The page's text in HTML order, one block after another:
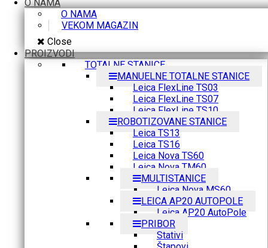
O NAMA
O NAMA
VEKOM MAGAZIN
Close
PROIZVODI
TOTALNE STANICE
MANUELNE TOTALNE STANICE
Leica FlexLine TS03
Leica FlexLine TS07
Leica FlexLine TS10
ROBOTIZOVANE STANICE
Leica TS13
Leica TS16
Leica Nova TS60
Leica Nova TM60
MULTISTANICE
Leica Nova MS60
LEICA AP20 AUTOPOLE
Leica AP20 AutoPole
PRIBOR
Stativi